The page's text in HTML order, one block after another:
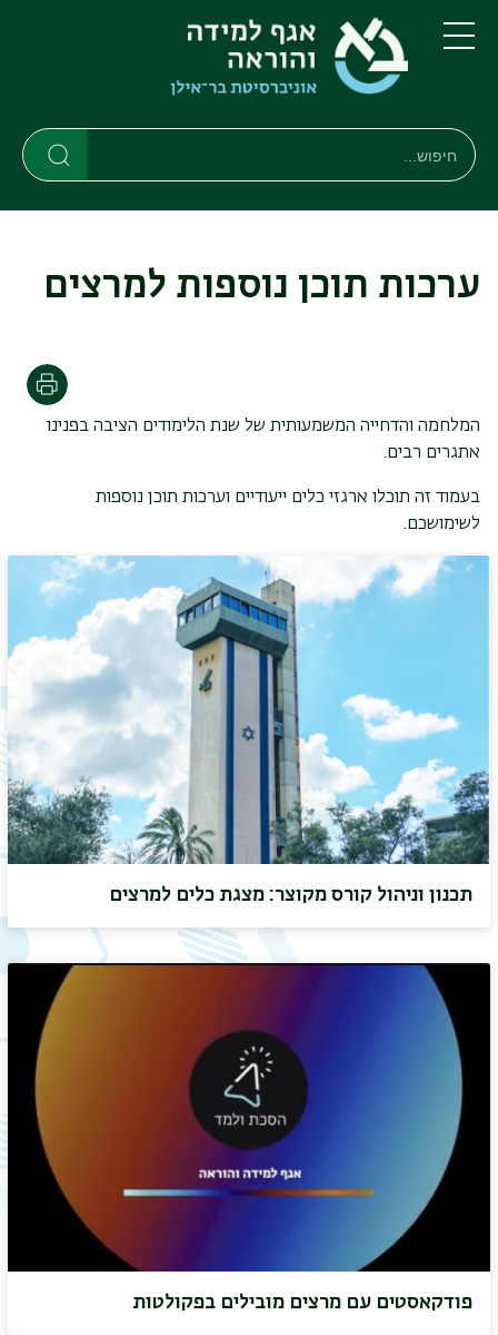
לתוכן
העיקרי
לתפריט
ניווט
ראשי
תפריט
חיפוש
חיפוש
ערכות תוכן נוספות למרצים
המלחמה והדחייה המשמעותית של שנת הלימודים הציבה בפנינו
אתגרים רבים.
בעמוד זה תוכלו ארגזי כלים ייעודיים וערכות תוכן נוספות
לשימושכם.
תכנון וניהול קורס מקוצר: מצגת כלים למרצים
פודקאסטים עם מרצים מובילים בפקולטות